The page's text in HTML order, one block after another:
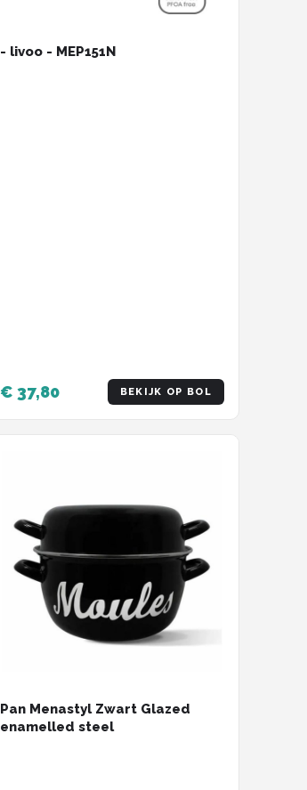
- livoo - MEP151N
€ 37,80 BEKIJK OP BOL
Pan Menastyl Zwart Glazed
enamelled steel